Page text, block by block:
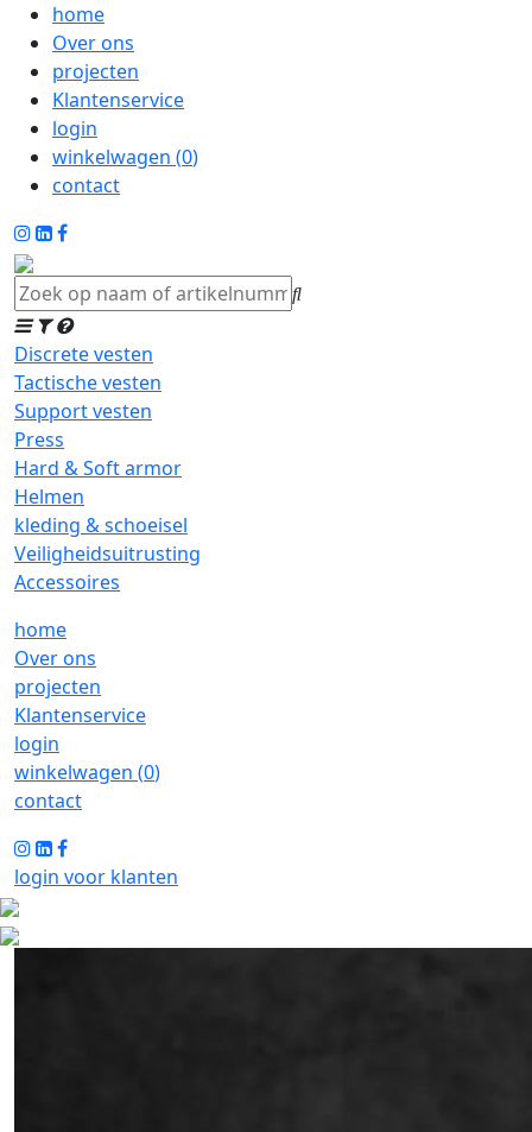
home
Over ons
projecten
Klantenservice
login
winkelwagen (0)
contact
Discrete vesten
Tactische vesten
Support vesten
Press
Hard & Soft armor
Helmen
kleding & schoeisel
Veiligheidsuitrusting
Accessoires
home
Over ons
projecten
Klantenservice
login
winkelwagen (0)
contact
login voor klanten